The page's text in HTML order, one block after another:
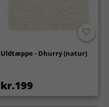
Uldtæppe - Dhurry (natur)
kr.199